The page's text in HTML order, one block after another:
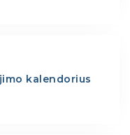
kalendorius